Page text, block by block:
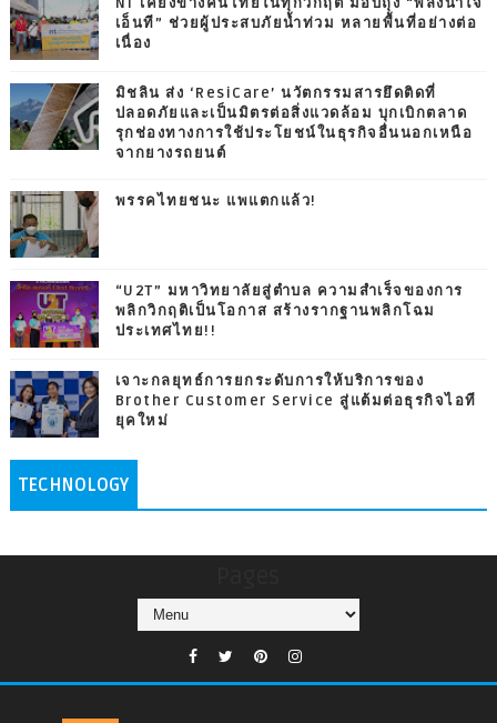
NT เคียงข้างคนไทยในทุกวิกฤต มอบถุง “พลังน้ำใจ
เอ็นที” ช่วยผู้ประสบภัยน้ำท่วม หลายพื้นที่อย่างต่อ
เนื่อง
มิชลิน ส่ง ‘ResiCare’ นวัตกรรมสารยึดติดที่
ปลอดภัยและเป็นมิตรต่อสิ่งแวดล้อม บุกเบิกตลาด
รุกช่องทางการใช้ประโยชน์ในธุรกิจอื่นนอกเหนือ
จากยางรถยนต์
พรรคไทยชนะ แพแตกแล้ว!
“U2T” มหาวิทยาลัยสู่ตำบล ความสำเร็จของการ
พลิกวิกฤติเป็นโอกาส สร้างรากฐานพลิกโฉม
ประเทศไทย!!
เจาะกลยุทธ์การยกระดับการให้บริการของ
Brother Customer Service สู่แต้มต่อธุรกิจไอที
ยุคใหม่
TECHNOLOGY